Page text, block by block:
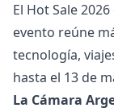
El Hot Sale
evento reúne
tecnología,
hasta el 13 de
La Cámara